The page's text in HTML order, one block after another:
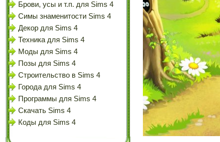
Брови, усы и т.п. для Sims 4
Симы знаменитости Sims 4
Декор для Sims 4
Техника для Sims 4
Моды для Sims 4
Позы для Sims 4
Строительство в Sims 4
Города для Sims 4
Программы для Sims 4
Скачать Sims 4
Коды для Sims 4